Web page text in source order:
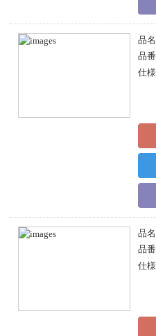
品名
品番
仕様
品名
品番
仕様